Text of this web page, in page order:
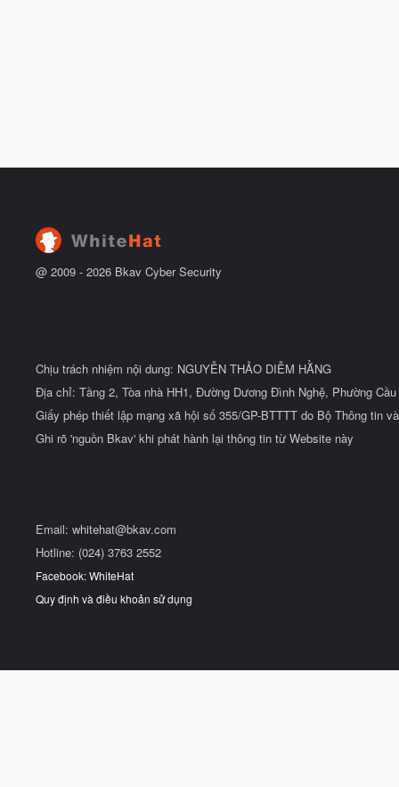
@ 2009 - 2026 Bkav Cyber Security
Chịu trách nhiệm nội dung: NGUYỄN THẢO DIỄM HẰNG
Địa chỉ: Tầng 2, Tòa nhà HH1, Đường Dương Đình Nghệ, Phường
Giấy phép thiết lập mạng xã hội số 355/GP-BTTTT do Bộ Thông tin
Ghi rõ 'nguồn Bkav' khi phát hành lại thông tin từ Website này
Email: whitehat@bkav.com
Hotline: (024) 3763 2552
Facebook: WhiteHat
Quy định và điều khoản sử dụng